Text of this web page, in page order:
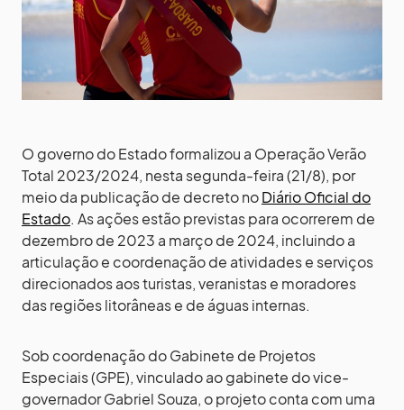
O governo do Estado formalizou a Operação Verão
Total 2023/2024, nesta segunda-feira (21/8), por
meio da publicação de decreto noDiário Oficial do
Estado. As ações estão previstas para ocorrerem de
dezembro de 2023 a março de 2024, incluindo a
articulação e coordenação de atividades e serviços
direcionados aos turistas, veranistas e moradores
das regiões litorâneas e de águas internas.
Sob coordenação do Gabinete de Projetos
Especiais (GPE), vinculado ao gabinete do vice-
governador Gabriel Souza, o projeto conta com uma